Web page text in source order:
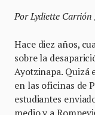
Por Lydiette
Hace diez años,
sobre la
Ayotzinapa. Quizá
en las oficinas de
estudiantes